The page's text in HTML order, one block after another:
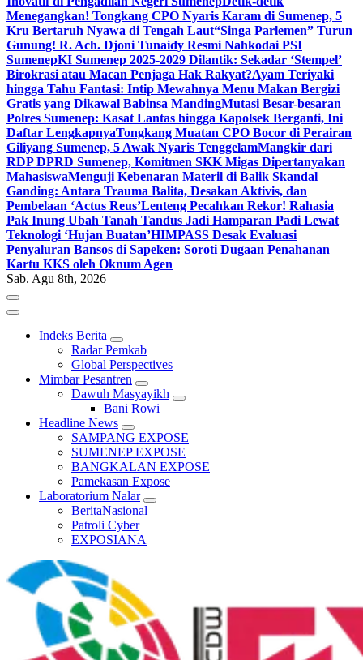
Menegangkan! Tongkang CPO Nyaris Karam di Sumenep, 5
Kru Bertaruh Nyawa di Tengah Laut“Singa Parlemen” Turun
Gunung! R. Ach. Djoni Tunaidy Resmi Nahkodai PSI
SumenepKI Sumenep 2025-2029 Dilantik: Sekadar ‘Stempel’
Birokrasi atau Macan Penjaga Hak Rakyat?Ayam Teriyaki
hingga Tahu Fantasi: Intip Mewahnya Menu Makan Bergizi
Gratis yang Dikawal Babinsa MandingMutasi Besar-besaran
Polres Sumenep: Kasat Lantas hingga Kapolsek Berganti, Ini
Daftar LengkapnyaTongkang Muatan CPO Bocor di Perairan
Giliyang Sumenep, 5 Awak Nyaris TenggelamMangkir dari
RDP DPRD Sumenep, Komitmen SKK Migas Dipertanyakan
MahasiswaMenguji Kebenaran Materil di Balik Skandal
Ganding: Antara Trauma Balita, Desakan Aktivis, dan
Pembelaan ‘Actus Reus’Lenteng Pecahkan Rekor! Rahasia
Pak Inung Ubah Tanah Tandus Jadi Hamparan Padi Lewat
Teknologi ‘Hujan Buatan’HIMPASS Desak Evaluasi
Penyaluran Bansos di Sapeken: Soroti Dugaan Penahanan
Kartu KKS oleh Oknum Agen
Sab. Agu 8th, 2026
Indeks Berita
Radar Pemkab
Global Perspectives
Mimbar Pesantren
Dawuh Masyayikh
Bani Rowi
Headline News
SAMPANG EXPOSE
SUMENEP EXPOSE
BANGKALAN EXPOSE
Pamekasan Expose
Laboratorium Nalar
BeritaNasional
Patroli Cyber
EXPOSIANA